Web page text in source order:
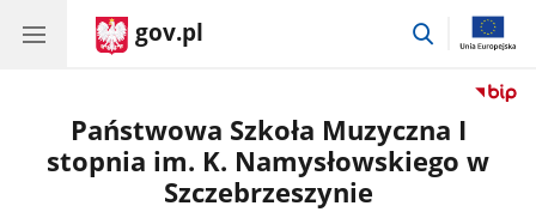
gov.pl
przejdź
Państwowa Szkoła Muzyczna I
stopnia im. K. Namysłowskiego w
Szczebrzeszynie